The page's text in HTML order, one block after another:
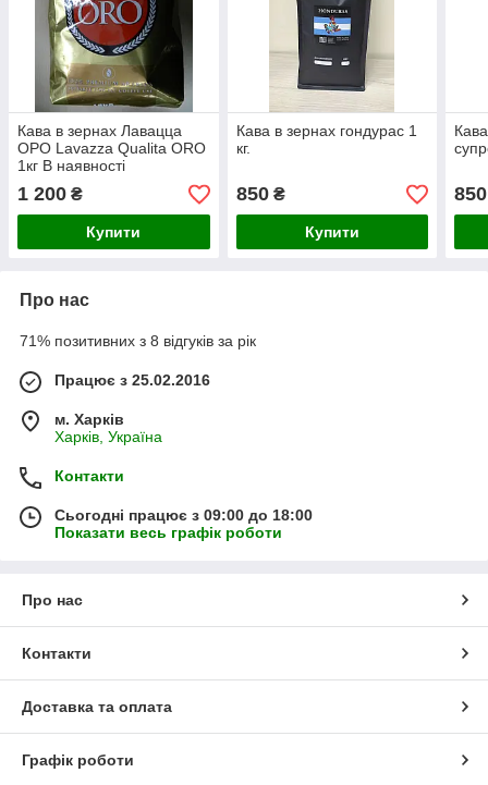
Кава в зернах Лавацца
ОРО Lavazza Qualita ORO
1кг В наявності
1 200 ₴
Купити
Кава в зернах гондурас 1
кг.
850₴
Купити
850
Про нас
71% позитивних з 8 відгуків за рік
Працює з 25.02.2016
м. Харків
Харків, Україна
Контакти
Сьогодні працює з 09:00 до 18:00
Показати весь графік роботи
Про нас
Контакти
Доставка та оплата
Графік роботи